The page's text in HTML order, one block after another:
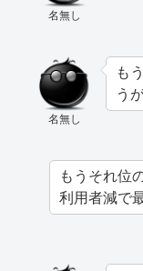
名無し
名無し
も
う
もうそれ位
利用者減で